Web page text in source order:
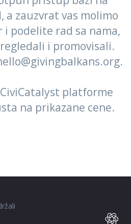
a zauzvrat vas molimo
i podelite rad sa nama,
i promovisali.
platforme
na prikazane cene.